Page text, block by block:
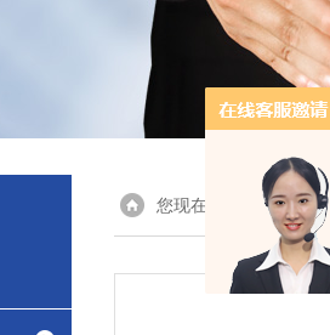
您现在的位置：首页>